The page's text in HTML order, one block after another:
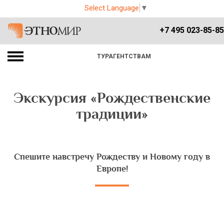
Select Language ▼
+7 495 023-85-85
ТУРАГЕНТСТВАМ
Экскурсия «Рождественские
традиции»
Спешите навстречу Рождеству и Новому году в
Европе!